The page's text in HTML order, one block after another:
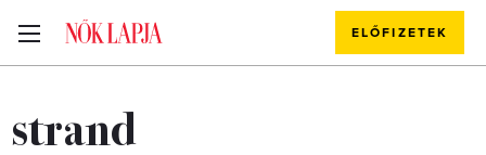
ELŐFIZETEK
strand